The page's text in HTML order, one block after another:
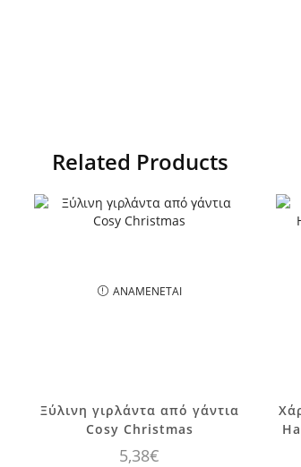
Related Products
ΑΝΑΜΈΝΕΤΑΙ
Ξύλινη γιρλάντα από γάντια
Cosy Christmas
5,38€